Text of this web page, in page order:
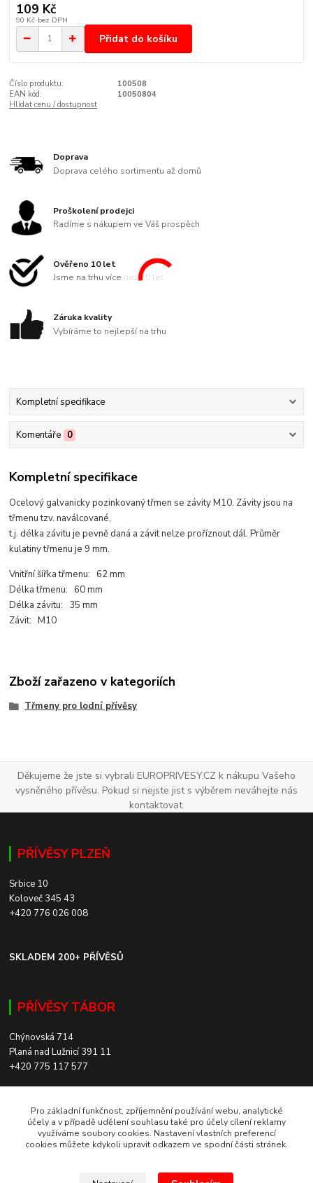
109 Kč
90 Kč bez DPH
Přidat do košíku
Číslo produktu:
100508
EAN kód:
10050804
Hlídat cenu / dostupnost
Doprava
Doprava celého sortimentu až domů
Proškolení prodejci
Radíme s nákupem ve Váš prospěch
Ověřeno 10 let
Jsme na trhu více než 10 let
Záruka kvality
Vybíráme to nejlepší na trhu
Kompletní specifikace
Komentáře 0
Kompletní specifikace
Ocelový galvanicky pozinkovaný třmen se závity M10. Závity jsou na
třmenu tzv. naválcované,
t.j. délka závitu je pevně daná a závit nelze proříznout dál. Průměr
kulatiny třmenu je 9 mm.
Vnitřní šířka třmenu: 62 mm
Délka třmenu: 60 mm
Délka závitu: 35 mm
Závit: M10
Zboží zařazeno v kategoriích
Třmeny pro lodní přívěsy
Děkujeme že jste si vybrali EUROPRIVESY.CZ k nákupu Vašeho
vysněného přívěsu. Pokud si nejste jist s výběrem neváhejte nás
kontaktovat.
PŘÍVĚSY PLZEŇ
Srbice 10
Koloveč 345 43
+420 776 026 008
SKLADEM 200+ PŘÍVĚSŮ
PŘÍVĚSY TÁBOR
Chýnovská 714
Planá nad Lužnicí 391 11
+420 775 117 577
ROZVOZ PO CELÉ ČR
Pro základní funkčnost, zpříjemnění používání webu, analytické
účely a v případě udělení souhlasu také pro účely cílení reklamy
využíváme soubory cookies. Nastavení vlastních preferencí
cookies můžete kdykoli upravit odkazem ve spodní části stránek.